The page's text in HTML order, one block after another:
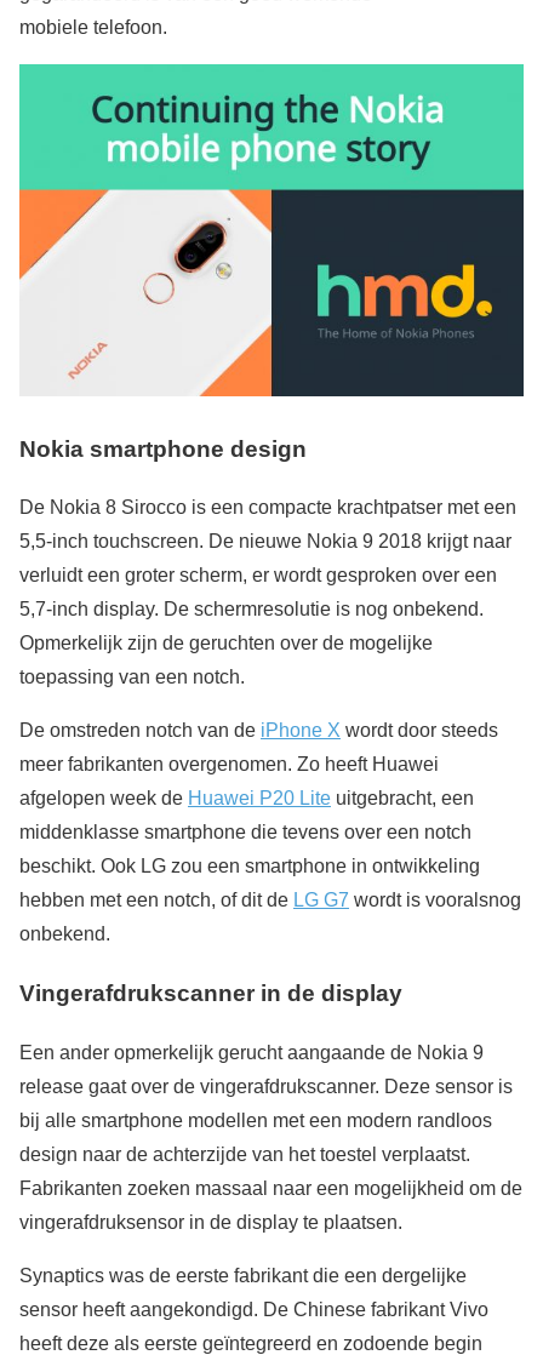
mobiele telefoon.
Nokia smartphone design
De Nokia 8 Sirocco is een compacte krachtpatser met een
5,5-inch touchscreen. De nieuwe Nokia 9 2018 krijgt naar
verluidt een groter scherm, er wordt gesproken over een
5,7-inch display. De schermresolutie is nog onbekend.
Opmerkelijk zijn de geruchten over de mogelijke
toepassing van een notch.
De omstreden notch van de iPhone X wordt door steeds
meer fabrikanten overgenomen. Zo heeft Huawei
afgelopen week de Huawei P20 Lite uitgebracht, een
middenklasse smartphone die tevens over een notch
beschikt. Ook LG zou een smartphone in ontwikkeling
hebben met een notch, of dit de LG G7 wordt is vooralsnog
onbekend.
Vingerafdrukscanner in de display
Een ander opmerkelijk gerucht aangaande de Nokia 9
release gaat over de vingerafdrukscanner. Deze sensor is
bij alle smartphone modellen met een modern randloos
design naar de achterzijde van het toestel verplaatst.
Fabrikanten zoeken massaal naar een mogelijkheid om de
vingerafdruksensor in de display te plaatsen.
Synaptics was de eerste fabrikant die een dergelijke
sensor heeft aangekondigd. De Chinese fabrikant Vivo
heeft deze als eerste geïntegreerd en zodoende begin